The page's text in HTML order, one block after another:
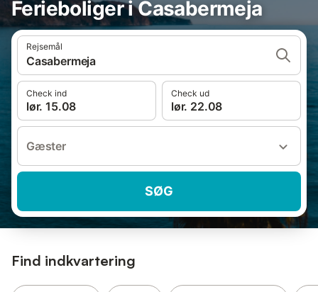
Ferieboliger i Casabermeja
Rejsemål
Casabermeja
Check ind
lør. 15.08
Check ud
lør. 22.08
Gæster
SØG
Find indkvartering